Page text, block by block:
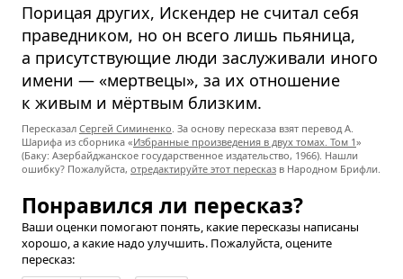
Порицая других, Искендер не считал себя
праведником, но он всего лишь пьяница,
а присутствующие люди заслуживали иного
имени — «мертвецы», за их отношение
к живым и мёртвым близким.
Пересказал Сергей Симиненко . За основу пересказа взят перевод А.
Шарифа из сборника «Избранные произведения в двух томах. Том 1»
(Баку: Азербайджанское государственное издательство, 1966). Нашли
ошибку? Пожалуйста, отредактируйте этот пересказ в Народном Брифли.
Понравился ли пересказ?
Ваши оценки помогают понять, какие пересказы написаны
хорошо, а какие надо улучшить. Пожалуйста, оцените
пересказ: